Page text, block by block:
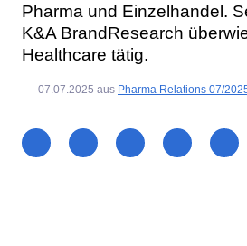
Pharma und Einzelhandel.
K&A BrandResearch
Healthcare tätig.
07.07.2025 aus Pharma Relations 07/